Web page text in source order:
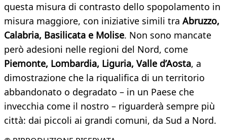
questa misura di contrasto dello spopolamento in
misura maggiore, con iniziative simili tra Abruzzo,
Calabria, Basilicata e Molise. Non sono mancate
però adesioni nelle regioni del Nord, come
Piemonte, Lombardia, Liguria, Valle d’Aosta, a
dimostrazione che la riqualifica di un territorio
abbandonato o degradato – in un Paese che
invecchia come il nostro – riguarderà sempre più
città: dai piccoli ai grandi comuni, da Sud a Nord.